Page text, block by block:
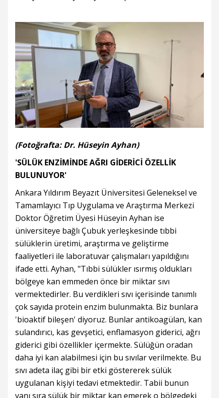
(Fotoğrafta: Dr. Hüseyin Ayhan)
'SÜLÜK ENZİMİNDE AĞRI GİDERİCİ ÖZELLİK
BULUNUYOR'
Ankara Yıldırım Beyazıt Üniversitesi Geleneksel ve
Tamamlayıcı Tıp Uygulama ve Araştırma Merkezi
Doktor Öğretim Üyesi Hüseyin Ayhan ise
üniversiteye bağlı Çubuk yerleşkesinde tıbbi
sülüklerin üretimi, araştırma ve geliştirme
faaliyetleri ile laboratuvar çalışmaları yapıldığını
ifade etti. Ayhan, "Tıbbi sülükler ısırmış oldukları
bölgeye kan emmeden önce bir miktar sıvı
vermektedirler. Bu verdikleri sıvı içerisinde tanımlı
çok sayıda protein enzim bulunmakta. Biz bunlara
'bioaktif bileşen' diyoruz. Bunlar antikoagülan, kan
sulandırıcı, kas gevşetici, enflamasyon giderici, ağrı
giderici gibi özellikler içermekte. Sülüğün oradan
daha iyi kan alabilmesi için bu sıvılar verilmekte. Bu
sıvı adeta ilaç gibi bir etki göstererek sülük
uygulanan kişiyi tedavi etmektedir. Tabii bunun
yanı sıra sülük bir miktar kan emerek o bölgedeki